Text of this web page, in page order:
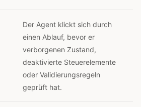
Der Agent klickt sich durch
einen Ablauf, bevor er
verborgenen Zustand,
deaktivierte Steuerelemente
oder Validierungsregeln
geprüft hat.